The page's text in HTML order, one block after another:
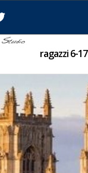
ragazzi 6-17